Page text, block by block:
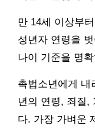
만 14세 이상부
성년자 연령을
나이 기준을 명
촉법소년에게 내
년의 연령, 죄질,
다. 가장 가벼운